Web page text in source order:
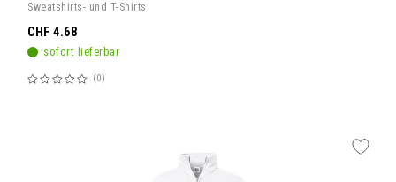
Sweatshirts- und T-Shirts
sofort lieferbar
Bewertung:
0
CHF 4.68